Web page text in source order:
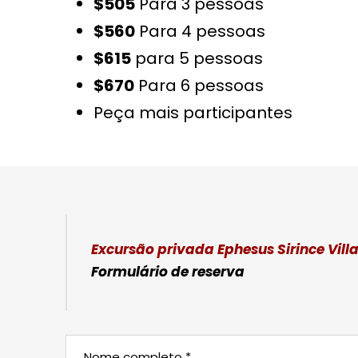
$560 Para 4 pessoas
$615 para 5 pessoas
$670 Para 6 pessoas
Peça mais participantes
Excursão privada Ephesus Sirince
Formulário de reserva